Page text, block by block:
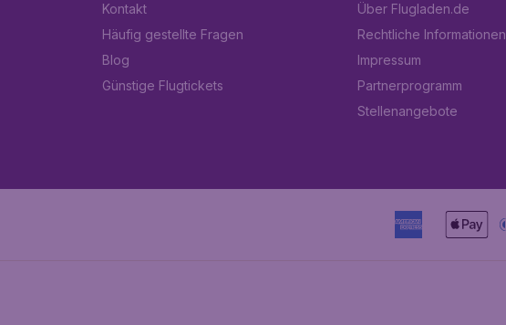
Kontakt
Häufig gestellte Fragen
Blog
Günstige Flugtickets
Über Flugladen.de
Rechtliche Informationen
Impressum
Partnerprogramm
Stellenangebote